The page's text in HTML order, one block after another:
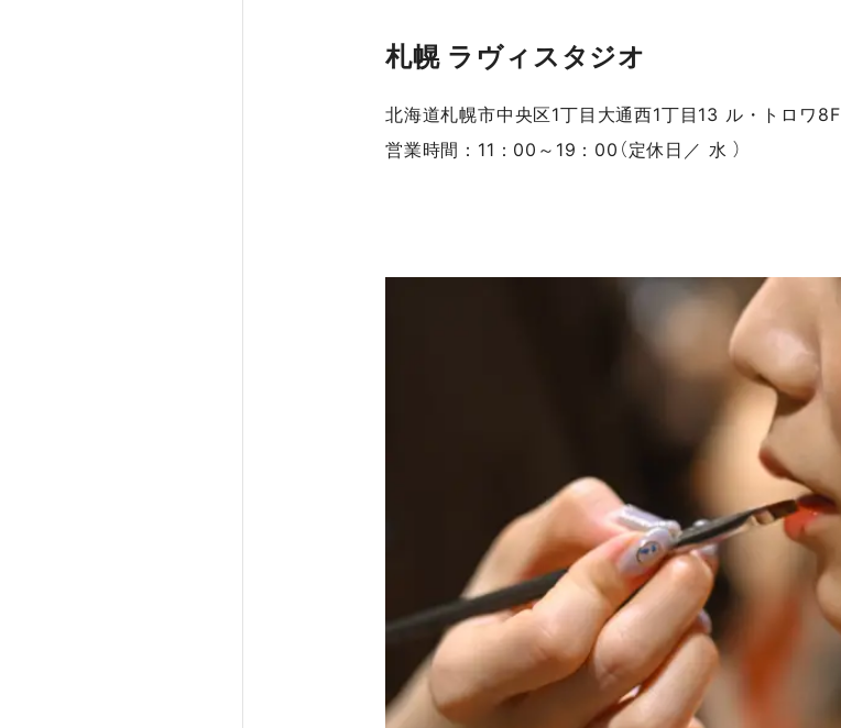
札幌 ラヴィスタジオ
北海道札幌市中央区1丁目大通西1丁目13 ル・トロワ8F
営業時間：11：00～19：00（定休日／ 水 ）